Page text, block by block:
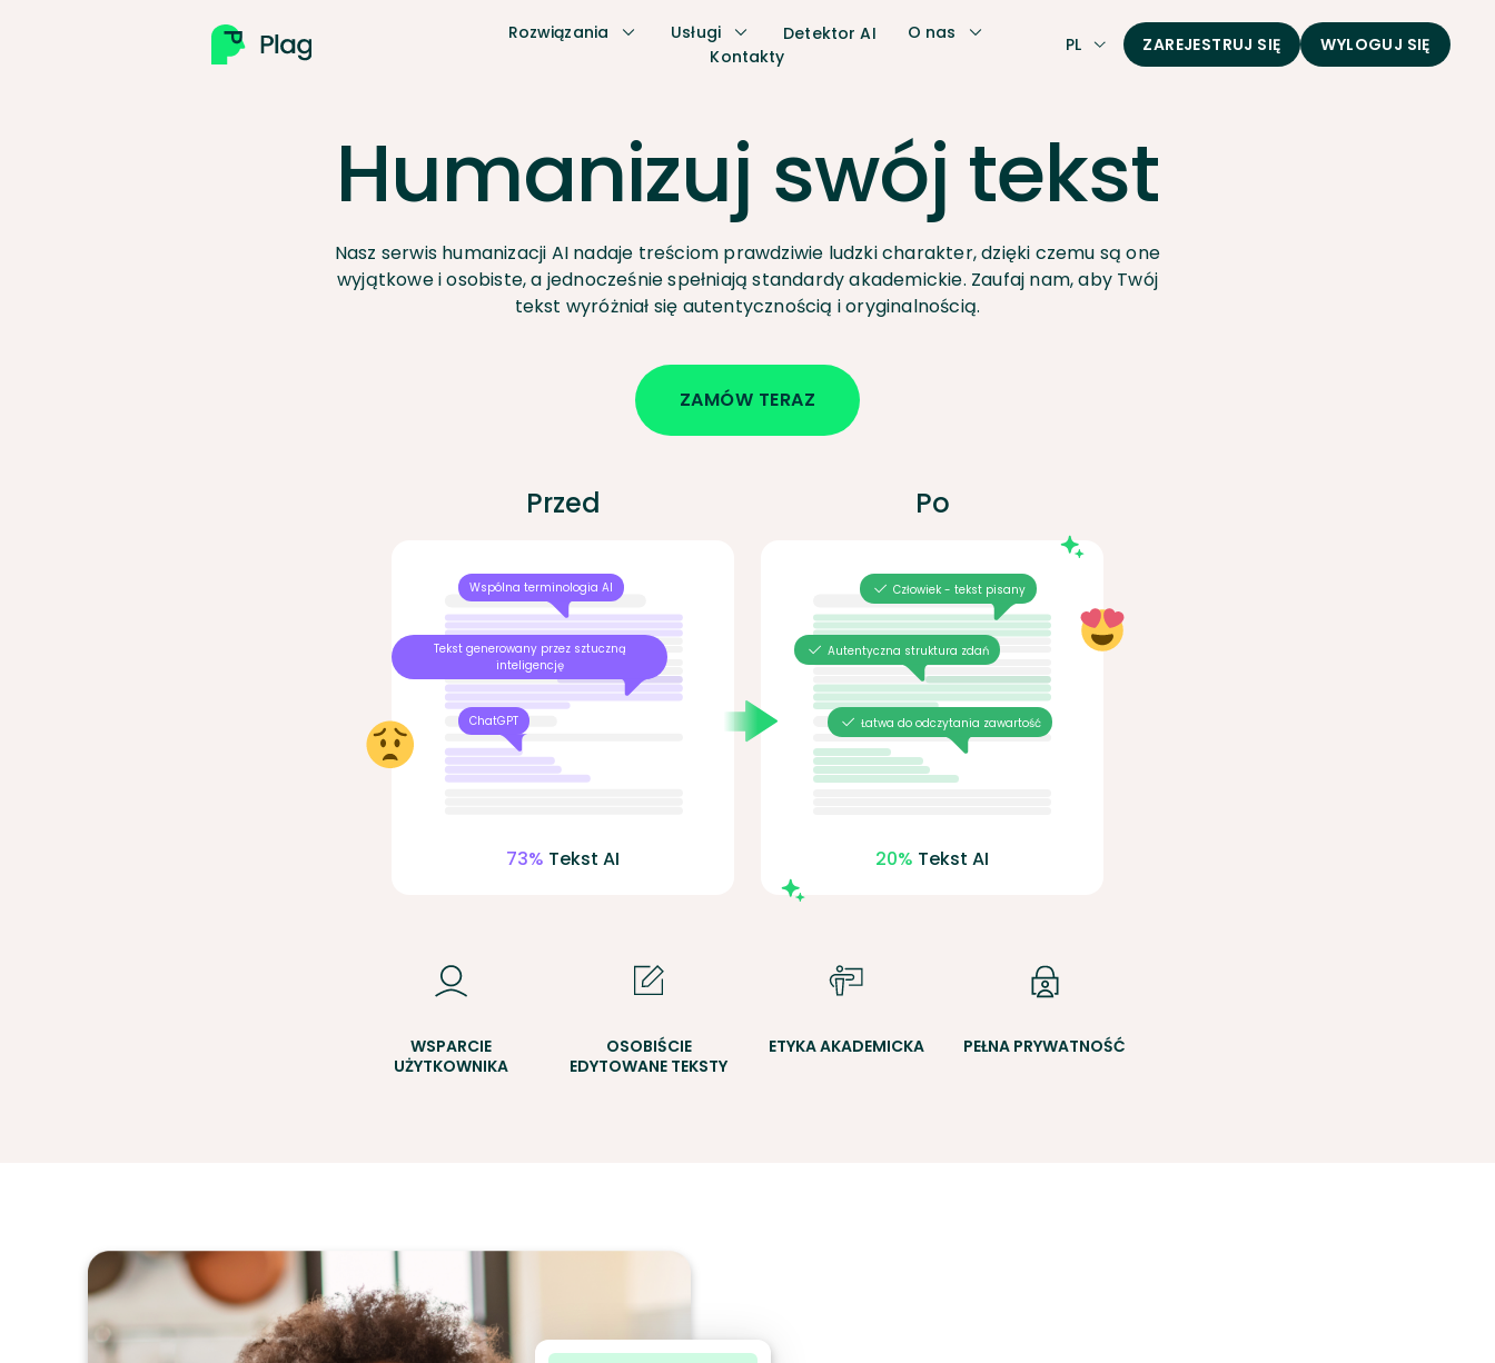
Rozwiązania Usługi Detektor AI
O nas
Kontakty
PL ZAREJESTRUJ SIĘ WYLOGUJ SIĘ
Humanizuj swój tekst
Nasz serwis humanizacji AI nadaje treściom prawdziwie ludzki charakter, dzięki czemu są one
wyjątkowe i osobiste, a jednocześnie spełniają standardy akademickie. Zaufaj nam, aby Twój
tekst wyróżniał się autentycznością i oryginalnością.
ZAMÓW TERAZ
Przed
73% Tekst AI
Wspólna terminologia AI
Tekst generowany przez sztuczną
inteligencję
ChatGPT
Po
20% Tekst AI
Człowiek - tekst pisany
Autentyczna struktura zdań
Łatwa do odczytania zawartość
WSPARCIE
UŻYTKOWNIKA
OSOBIŚCIE
EDYTOWANE TEKSTY
ETYKA AKADEMICKA PEŁNA PRYWATNOŚĆ